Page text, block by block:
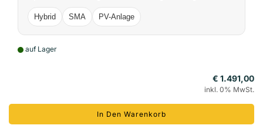
Hybrid SMA PV-Anlage
auf Lager
€ 1.491,00
inkl. 0% MwSt.
In Den Warenkorb